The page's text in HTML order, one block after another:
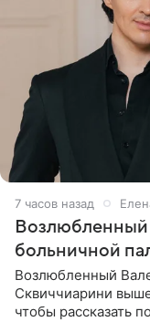
7 часов назад
Возлюбленный
больничной
Возлюбленный
Сквиччиарини
чтобы рассказать